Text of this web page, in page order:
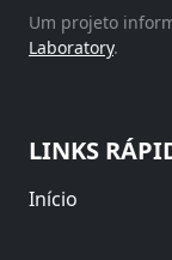
Um projeto
Laboratory.
LINKS
Início